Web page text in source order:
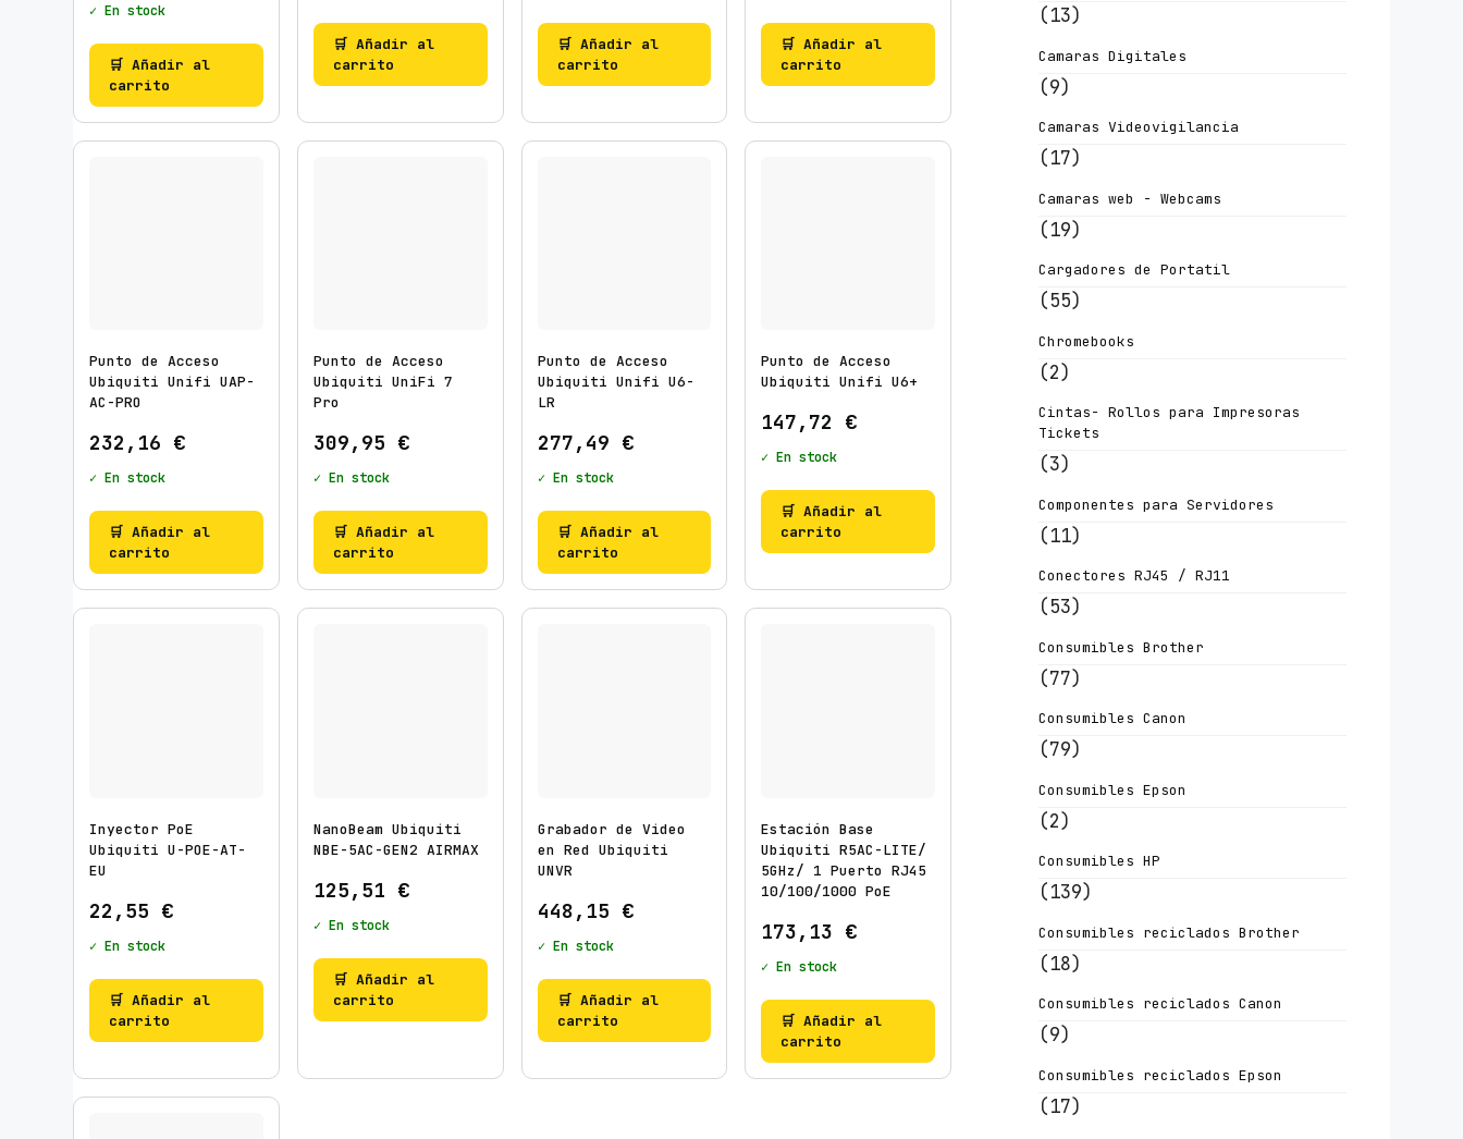
✓ En stock
🛒 Añadir al
carrito
🛒 Añadir al
carrito
🛒 Añadir al
carrito
🛒 Añadir al
carrito
Punto de Acceso
Ubiquiti Unifi UAP-
AC-PRO
232,16 €
✓ En stock
🛒 Añadir al
carrito
Punto de Acceso
Ubiquiti UniFi 7
Pro
309,95 €
✓ En stock
🛒 Añadir al
carrito
Punto de Acceso
Ubiquiti Unifi U6-
LR
277,49 €
✓ En stock
🛒 Añadir al
carrito
Punto de Acceso
Ubiquiti Unifi U6+
147,72 €
✓ En stock
🛒 Añadir al
carrito
Inyector PoE
Ubiquiti U-POE-AT-
EU
22,55 €
✓ En stock
🛒 Añadir al
carrito
NanoBeam Ubiquiti
NBE-5AC-GEN2 AIRMAX
125,51 €
✓ En stock
🛒 Añadir al
carrito
Grabador de Video
en Red Ubiquiti
UNVR
448,15 €
✓ En stock
🛒 Añadir al
carrito
Estación Base
Ubiquiti R5AC-LITE/
5GHz/ 1 Puerto RJ45
10/100/1000 PoE
173,13 €
✓ En stock
🛒 Añadir al
carrito
(13)
Camaras Digitales
(9)
Camaras Videovigilancia
(17)
Camaras web - Webcams
(19)
Cargadores de Portatil
(55)
Chromebooks
(2)
Cintas- Rollos para Impresoras
Tickets
(3)
Componentes para Servidores
(11)
Conectores RJ45 / RJ11
(53)
Consumibles Brother
(77)
Consumibles Canon
(79)
Consumibles Epson
(2)
Consumibles HP
(139)
Consumibles reciclados Brother
(18)
Consumibles reciclados Canon
(9)
Consumibles reciclados Epson
(17)